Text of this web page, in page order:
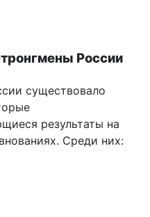
России
существовало
результаты на
Среди них: